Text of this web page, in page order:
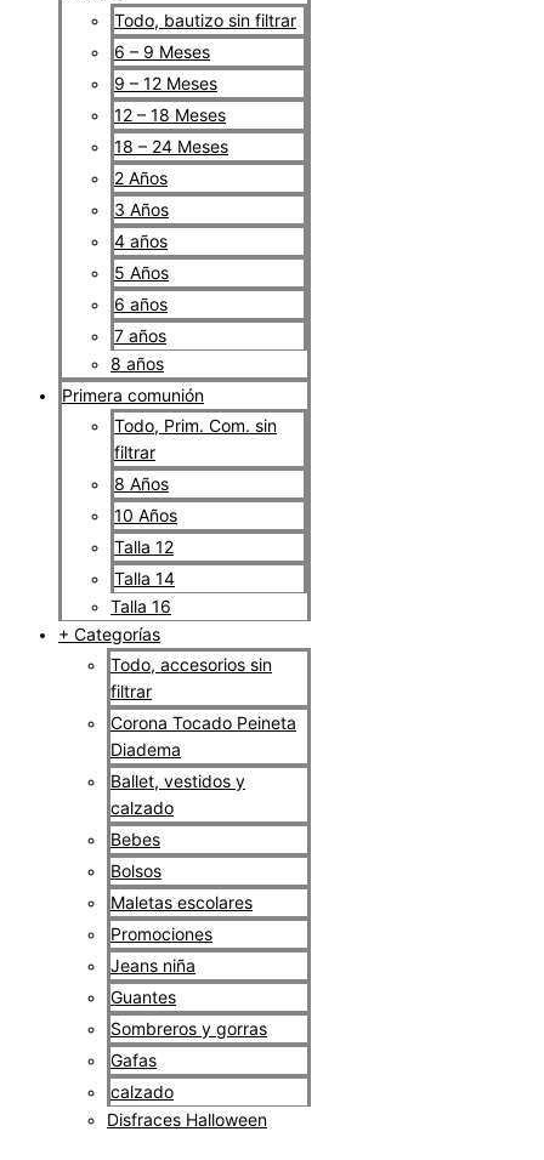
Todo, bautizo sin filtrar
6 – 9 Meses
9 – 12 Meses
12 – 18 Meses
18 – 24 Meses
2 Años
3 Años
4 años
5 Años
6 años
7 años
8 años
Primera comunión
Todo, Prim. Com. sin
filtrar
8 Años
10 Años
Talla 12
Talla 14
Talla 16
+ Categorías
Todo, accesorios sin
filtrar
Corona Tocado Peineta
Diadema
Ballet, vestidos y
calzado
Bebes
Bolsos
Maletas escolares
Promociones
Jeans niña
Guantes
Sombreros y gorras
Gafas
calzado
Disfraces Halloween